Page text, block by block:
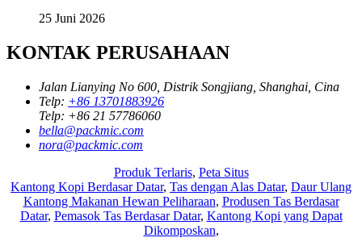
25 Juni 2026
KONTAK PERUSAHAAN
Jalan Lianying No 600, Distrik Songjiang, Shanghai, Cina
Telp: +86 13701883926
Telp: +86 21 57786060
bella@packmic.com
nora@packmic.com
Produk Terlaris, Peta Situs
Kantong Kopi Berdasar Datar, Tas dengan Alas Datar, Daur Ulang
Kantong Makanan Hewan Peliharaan, Produsen Tas Berdasar
Datar, Pemasok Tas Berdasar Datar, Kantong Kopi yang Dapat
Dikomposkan,